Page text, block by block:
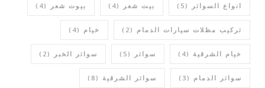
انواع السواتر (5) بيت شعر (4) بيوت شعر (4)
تركيب مظلات سيارات الدمام (2) خيام (4)
خيام الشرقية (4) سواتر (5) سواتر الخبر (2)
سواتر الدمام (3) سواتر الشرقية (8)